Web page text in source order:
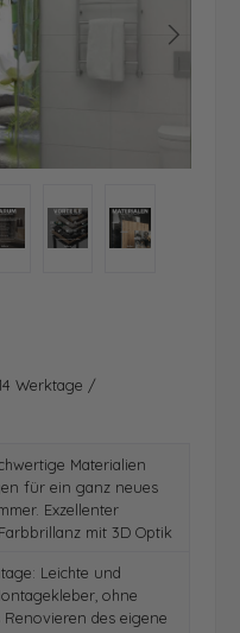
Werktage /
Materialien
für ein ganz neues
Exzellenter
mit 3D Optik
Leichte und
ohne
des eigene